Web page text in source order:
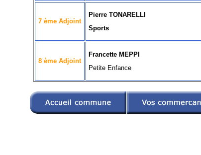
7 ème Adjoint
Pierre TONARELLI
Sports
8 ème Adjoint
Francette MEPPI
Petite Enfance